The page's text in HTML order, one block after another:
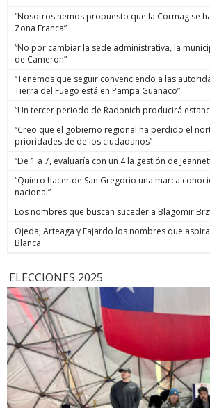
“Nosotros hemos propuesto que la Cormag se
Zona Franca”
“No por cambiar la sede administrativa, la
de Cameron”
“Tenemos que seguir convenciendo a las
Tierra del Fuego está en Pampa Guanaco”
“Un tercer periodo de Radonich producirá
“Creo que el gobierno regional ha perdido el
prioridades de de los ciudadanos”
“De 1 a 7, evaluaría con un 4 la gestión de
“Quiero hacer de San Gregorio una marca
nacional”
Los nombres que buscan suceder a Blagomir
Ojeda, Arteaga y Fajardo los nombres que
Blanca
ELECCIONES 2025